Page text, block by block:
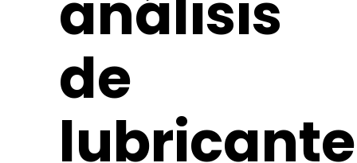
de
lubricante